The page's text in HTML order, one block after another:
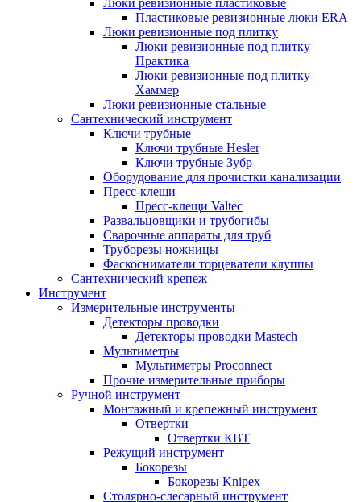
Люки ревизионные пластиковые
Пластиковые ревизионные люки ERA
Люки ревизионные под плитку
Люки ревизионные под плитку
Практика
Люки ревизионные под плитку
Хаммер
Люки ревизионные стальные
Сантехнический инструмент
Ключи трубные
Ключи трубные Hesler
Ключи трубные Зубр
Оборудование для прочистки канализации
Пресс-клещи
Пресс-клещи Valtec
Развальцовщики и трубогибы
Сварочные аппараты для труб
Труборезы ножницы
Фаскосниматели торцеватели клуппы
Сантехнический крепеж
Инструмент
Измерительные инструменты
Детекторы проводки
Детекторы проводки Mastech
Мультиметры
Мультиметры Proconnect
Прочие измерительные приборы
Ручной инструмент
Монтажный и крепежный инструмент
Отвертки
Отвертки КВТ
Режущий инструмент
Бокорезы
Бокорезы Knipex
Столярно-слесарный инструмент